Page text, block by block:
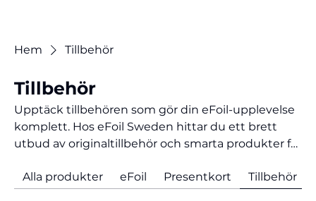
Hem Tillbehör
Tillbehör
Upptäck tillbehören som gör din eFoil-upplevelse
komplett. Hos eFoil Sweden hittar du ett brett
utbud av originaltillbehör och smarta produkter för
väskor, skydd och reservdelar till
Alla produkter eFoil Presentkort Tillbehör